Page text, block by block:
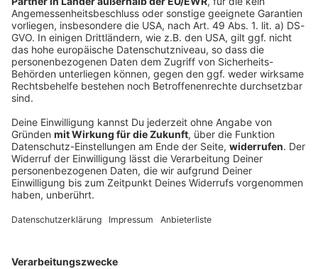
Tanzfläche
Es ist die größte Techno-Party der Welt: Zürich wird
zum Schauplatz für ein riesiges ausgelassenes Fest.
Doch nach dem Anschlag in Berlin wacht die Polizei